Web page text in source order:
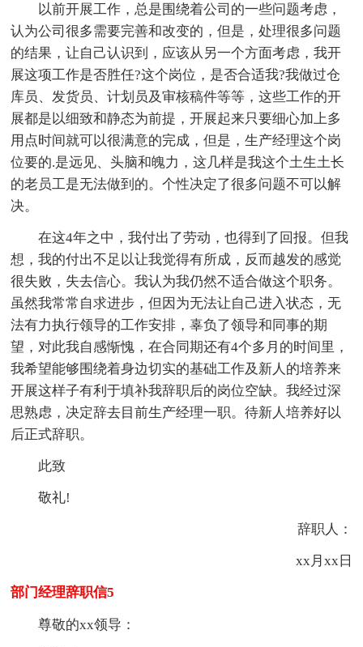
以前开展工作，总是围绕着公司的一些问题考虑，
认为公司很多需要完善和改变的，但是，处理很多问题
的结果，让自己认识到，应该从另一个方面考虑，我开
展这项工作是否胜任?这个岗位，是否合适我?我做过仓
库员、发货员、计划员及审核稿件等等，这些工作的开
展都是以细致和静态为前提，开展起来只要细心加上多
用点时间就可以很满意的完成，但是，生产经理这个岗
位要的.是远见、头脑和魄力，这几样是我这个土生土长
的老员工是无法做到的。个性决定了很多问题不可以解
决。
在这4年之中，我付出了劳动，也得到了回报。但我
想，我的付出不足以让我觉得有所成，反而越发的感觉
很失败，失去信心。我认为我仍然不适合做这个职务。
虽然我常常自求进步，但因为无法让自己进入状态，无
法有力执行领导的工作安排，辜负了领导和同事的期
望，对此我自感惭愧，在合同期还有4个多月的时间里，
我希望能够围绕着身边切实的基础工作及新人的培养来
开展这样子有利于填补我辞职后的岗位空缺。我经过深
思熟虑，决定辞去目前生产经理一职。待新人培养好以
后正式辞职。
此致
敬礼!
辞职人：
xx月xx日
部门经理辞职信5
尊敬的xx领导：